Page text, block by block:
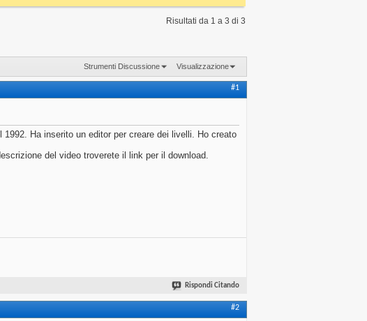
Risultati da 1 a 3 di 3
Strumenti Discussione Visualizzazione
#1
Ha inserito un editor per creare dei livelli. Ho creato
del video troverete il link per il download.
Rispondi Citando
#2